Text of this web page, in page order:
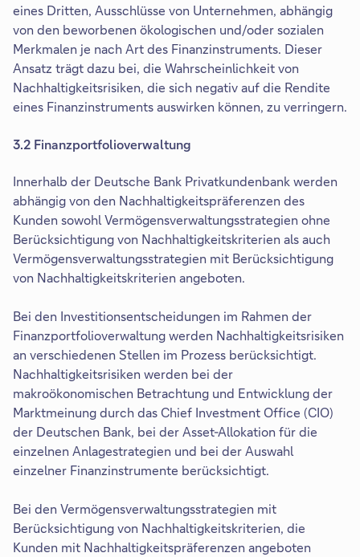
eines Dritten, Ausschlüsse von Unternehmen, abhängig
von den beworbenen ökologischen und/oder sozialen
Merkmalen je nach Art des Finanzinstruments. Dieser
Ansatz trägt dazu bei, die Wahrscheinlichkeit von
Nachhaltigkeitsrisiken, die sich negativ auf die Rendite
eines Finanzinstruments auswirken können, zu verringern.
3.2 Finanzportfolioverwaltung
Innerhalb der Deutsche Bank Privatkundenbank werden
abhängig von den Nachhaltigkeitspräferenzen des
Kunden sowohl Vermögensverwaltungsstrategien ohne
Berücksichtigung von Nachhaltigkeitskriterien als auch
Vermögensverwaltungsstrategien mit Berücksichtigung
von Nachhaltigkeitskriterien angeboten.
Bei den Investitionsentscheidungen im Rahmen der
Finanzportfolioverwaltung werden Nachhaltigkeitsrisiken
an verschiedenen Stellen im Prozess berücksichtigt.
Nachhaltigkeitsrisiken werden bei der
makroökonomischen Betrachtung und Entwicklung der
Marktmeinung durch das Chief Investment Office (CIO)
der Deutschen Bank, bei der Asset-Allokation für die
einzelnen Anlagestrategien und bei der Auswahl
einzelner Finanzinstrumente berücksichtigt.
Bei den Vermögensverwaltungsstrategien mit
Berücksichtigung von Nachhaltigkeitskriterien, die
Kunden mit Nachhaltigkeitspräferenzen angeboten